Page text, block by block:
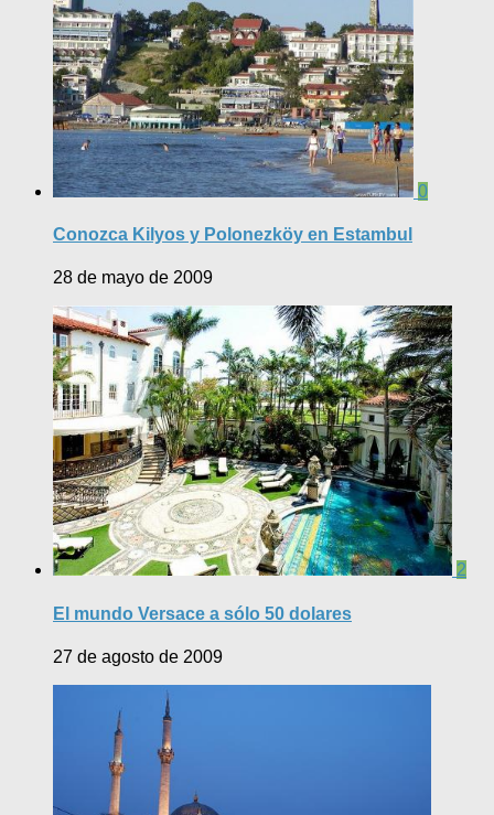
0
Conozca Kilyos y Polonezköy en Estambul
28 de mayo de 2009
2
El mundo Versace a sólo 50 dolares
27 de agosto de 2009